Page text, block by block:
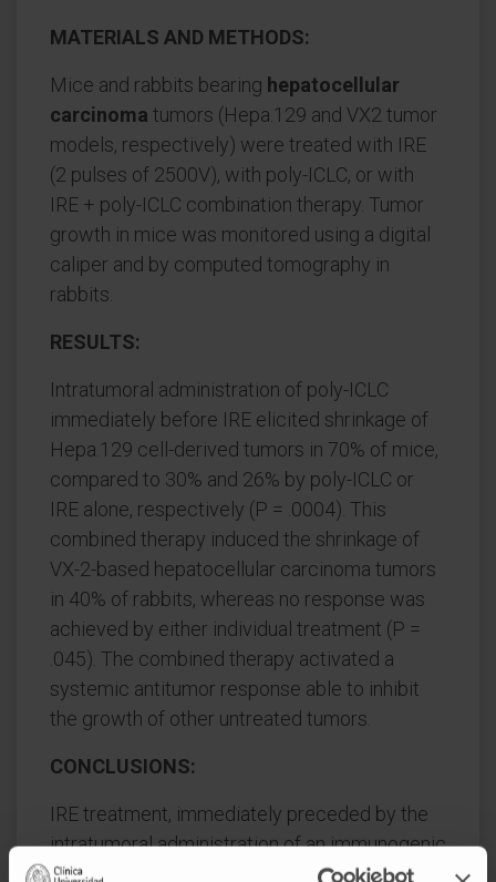
MATERIALS AND METHODS:
Mice and rabbits bearing hepatocellular
carcinoma tumors (Hepa.129 and VX2 tumor
models, respectively) were treated with IRE
(2 pulses of 2500V), with poly-ICLC, or with
IRE + poly-ICLC combination therapy. Tumor
growth in mice was monitored using a digital
caliper and by computed tomography in
rabbits.
RESULTS:
Intratumoral administration of poly-ICLC
immediately before IRE elicited shrinkage of
Hepa.129 cell-derived tumors in 70% of mice,
compared to 30% and 26% by poly-ICLC or
IRE alone, respectively (P = .0004). This
combined therapy induced the shrinkage of
VX-2-based hepatocellular carcinoma tumors
in 40% of rabbits, whereas no response was
achieved by either individual treatment (P =
.045). The combined therapy activated a
systemic antitumor response able to inhibit
the growth of other untreated tumors.
CONCLUSIONS:
IRE treatment, immediately preceded by the
intratumoral administration of an immunogenic
adjuvant such as poly-ICLC, might enhance the